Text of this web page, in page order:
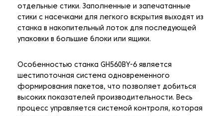
отдельные стики. Заполненные и запечатанные
стики с насечками для легкого вскрытия выходят из
станка в накопительный лоток для последующей
упаковки в большие блоки или ящики.
Особенностью станка GH560BY-6 является
шестипоточная система одновременного
формирования пакетов, что позволяет добиться
высоких показателей производительности. Весь
процесс управляется системой контроля, которая